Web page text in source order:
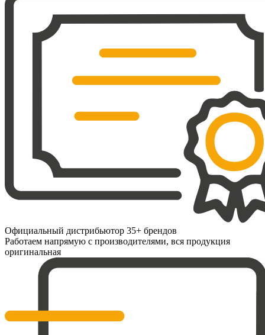
Официальный дистрибьютор 35+ брендов
Работаем напрямую с производителями, вся продукция
оригинальная